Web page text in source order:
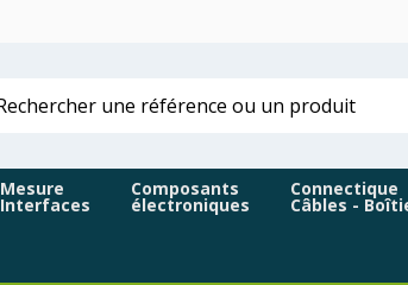
Mesure
Interfaces
Composants
électroniques
Connectique
Câbles -